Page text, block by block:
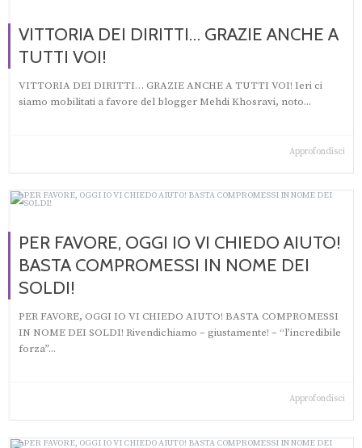
VITTORIA DEI DIRITTI… GRAZIE ANCHE A
TUTTI VOI!
VITTORIA DEI DIRITTI… GRAZIE ANCHE A TUTTI VOI! Ieri ci
siamo mobilitati a favore del blogger Mehdi Khosravi, noto...
Approfondisci
PER FAVORE, OGGI IO VI CHIEDO AIUTO!
BASTA COMPROMESSI IN NOME DEI
SOLDI!
PER FAVORE, OGGI IO VI CHIEDO AIUTO! BASTA COMPROMESSI
IN NOME DEI SOLDI! Rivendichiamo – giustamente! – “l’incredibile
forza”...
Approfondisci